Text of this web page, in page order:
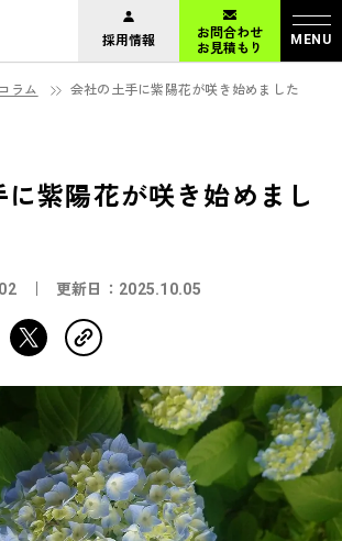
MENU
採用情報
お問合わせ
お見積もり
コラム 会社の土手に紫陽花が咲き始めました
紫陽花が咲き始めまし
更新日： 2025.10.05